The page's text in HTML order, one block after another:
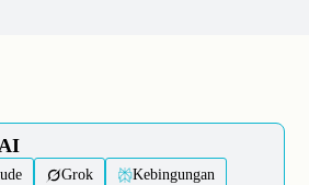
Grok Kebingungan